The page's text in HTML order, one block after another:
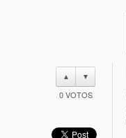
▲ ▼
0VOTOS